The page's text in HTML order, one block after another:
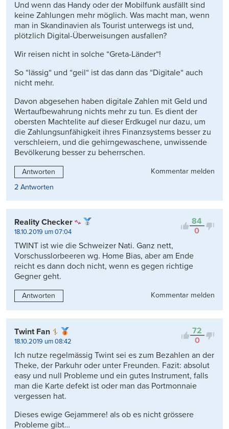
Und wenn das Handy oder der Mobilfunk ausfällt sind
keine Zahlungen mehr möglich. Was macht man, wenn
man in Skandinavien als Tourist unterwegs ist und,
plötzlich Digital-Überweisungen ausfallen?
Wir reisen nicht in solche “Greta-Länder“!
So “lässig“ und “geil“ ist das dann das “Digitale“ auch
nicht mehr.
Davon abgesehen haben digitale Zahlen mit Geld und
Wertaufbewahrung nichts mehr zu tun. Es dient der
obersten Machtelite auf dieser Erdkugel nur dazu, um
die Zahlungsunfähigkeit ihres Finanzsystems besser zu
verschleiern, und die gehirngewaschene, unwissende
Bevölkerung besser zu beherrschen.
Antworten
Kommentar melden
2 Antworten
84
0
Reality Checker
18.10.2019 um 07:04
TWINT ist wie die Schweizer Nati. Ganz nett,
Vorschusslorbeeren wg. Home Bias, aber am Ende
reicht es dann doch nicht, wenn es gegen richtige
Gegner geht.
Antworten Kommentar melden
72
0
Twint Fan
18.10.2019 um 08:42
Ich nutze regelmässig Twint sei es zum Bezahlen an der
Theke, der Parkuhr oder unter Freunden. Fazit: absolut
easy und null Probleme und ein gutes Instrument, falls
man die Karte defekt ist oder man das Portmonnaie
vergessen hat.
Dieses ewige Gejammere! als ob es nicht grössere
Probleme gibt…